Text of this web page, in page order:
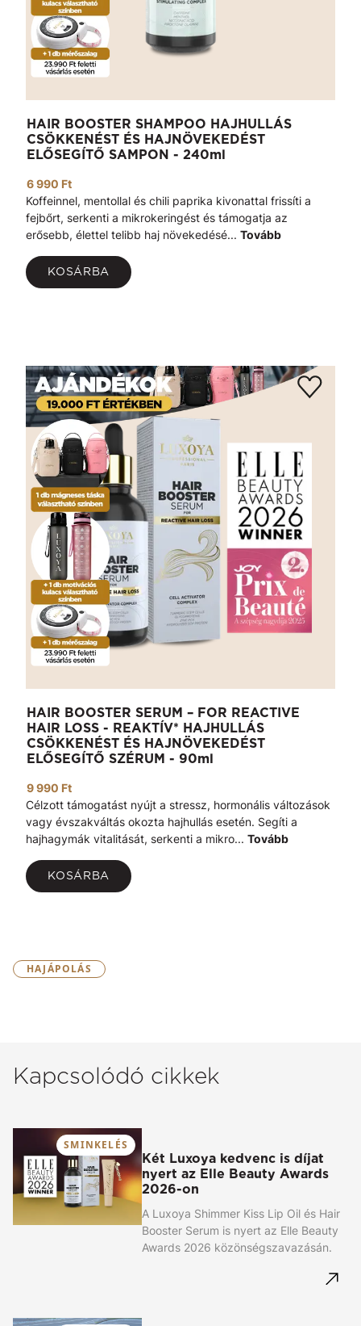
HAIR BOOSTER SHAMPOO HAJHULLÁS
CSÖKKENÉST ÉS HAJNÖVEKEDÉST
ELŐSEGÍTŐ SAMPON - 240ml
6 990 Ft
Koffeinnel, mentollal és chili paprika kivonattal frissíti a
fejbőrt, serkenti a mikrokeringést és támogatja az
erősebb, élettel telibb haj növekedésé... Tovább
KOSÁRBA
HAIR BOOSTER SERUM – FOR REACTIVE
HAIR LOSS - REAKTÍV* HAJHULLÁS
CSÖKKENÉST ÉS HAJNÖVEKEDÉST
ELŐSEGÍTŐ SZÉRUM - 90ml
9 990 Ft
Célzott támogatást nyújt a stressz, hormonális változások
vagy évszakváltás okozta hajhullás esetén. Segíti a
hajhagymák vitalitását, serkenti a mikro... Tovább
KOSÁRBA
HAJÁPOLÁS
Kapcsolódó cikkek
SMINKELÉS
Két Luxoya kedvenc is díjat
nyert az Elle Beauty Awards
2026-on
A Luxoya Shimmer Kiss Lip Oil és Hair
Booster Serum is nyert az Elle Beauty
Awards 2026 közönségszavazásán.